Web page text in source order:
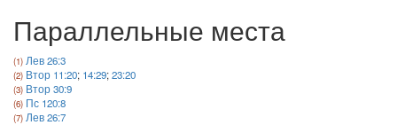
Параллельные места
Лев 26:3
Втор 11:20; 14:29;23:20
Втор 30:9
Пс 120:8
Лев 26:7